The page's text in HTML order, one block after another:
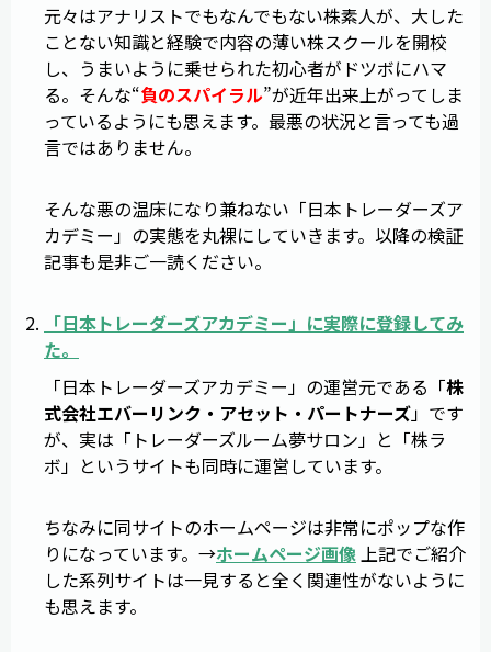
元々はアナリストでもなんでもない株素人が、大した
ことない知識と経験で内容の薄い株スクールを開校
し、うまいように乗せられた初心者がドツボにハマ
る。そんな“負のスパイラル”が近年出来上がってしま
っているようにも思えます。最悪の状況と言っても過
言ではありません。
そんな悪の温床になり兼ねない「日本トレーダーズア
カデミー」の実態を丸裸にしていきます。以降の検証
記事も是非ご一読ください。
「日本トレーダーズアカデミー 」に実際に登録してみ
た。
「日本トレーダーズアカデミー」の運営元である「株
式会社エバーリンク・アセット・パートナーズ」です
が、実は「トレーダーズルーム夢サロン」と「株ラ
ボ」というサイトも同時に運営しています。
ちなみに同サイトのホームページは非常にポップな作
りになっています。→ホームページ画像 上記でご紹介
した系列サイトは一見すると全く関連性がないように
も思えます。